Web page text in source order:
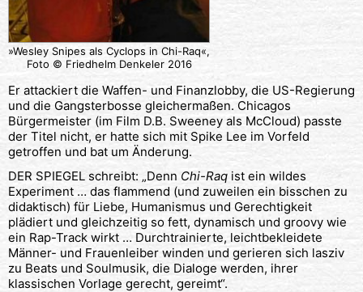
»Wesley Snipes als Cyclops in Chi-Raq«,
Foto © Friedhelm Denkeler 2016
Er attackiert die Waffen- und Finanzlobby, die US-Regierung
und die Gangsterbosse gleichermaßen. Chicagos
Bürgermeister (im Film D.B. Sweeney als McCloud) passte
der Titel nicht, er hatte sich mit Spike Lee im Vorfeld
getroffen und bat um Änderung.
DER SPIEGEL schreibt: „Denn Chi-Raq ist ein wildes
Experiment … das flammend (und zuweilen ein bisschen zu
didaktisch) für Liebe, Humanismus und Gerechtigkeit
plädiert und gleichzeitig so fett, dynamisch und groovy wie
ein Rap-Track wirkt … Durchtrainierte, leichtbekleidete
Männer- und Frauenleiber winden und gerieren sich lasziv
zu Beats und Soulmusik, die Dialoge werden, ihrer
klassischen Vorlage gerecht, gereimt“.